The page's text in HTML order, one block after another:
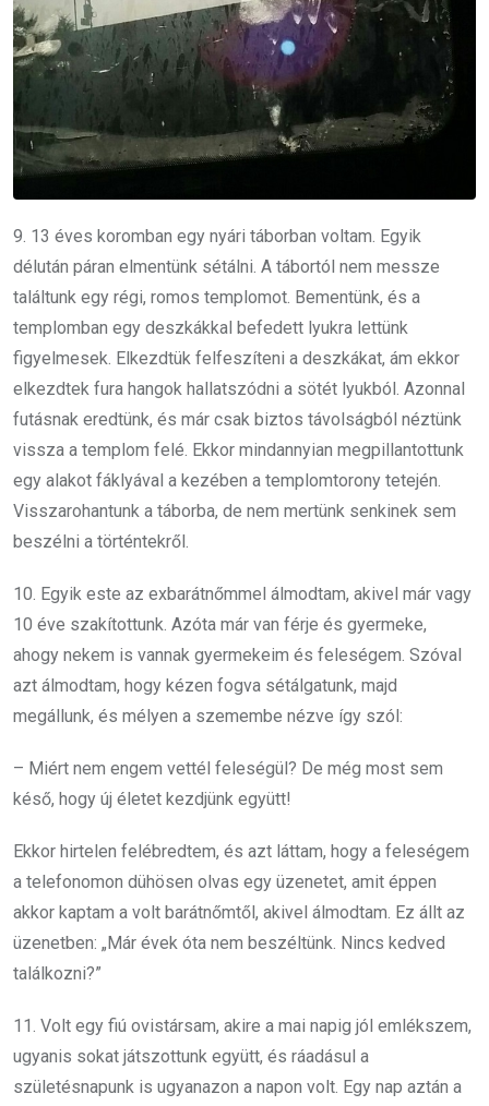
9. 13 éves koromban egy nyári táborban voltam. Egyik
délután páran elmentünk sétálni. A tábortól nem messze
találtunk egy régi, romos templomot. Bementünk, és a
templomban egy deszkákkal befedett lyukra lettünk
figyelmesek. Elkezdtük felfeszíteni a deszkákat, ám ekkor
elkezdtek fura hangok hallatszódni a sötét lyukból. Azonnal
futásnak eredtünk, és már csak biztos távolságból néztünk
vissza a templom felé. Ekkor mindannyian megpillantottunk
egy alakot fáklyával a kezében a templomtorony tetején.
Visszarohantunk a táborba, de nem mertünk senkinek sem
beszélni a történtekről.
10. Egyik este az exbarátnőmmel álmodtam, akivel már vagy
10 éve szakítottunk. Azóta már van férje és gyermeke,
ahogy nekem is vannak gyermekeim és feleségem. Szóval
azt álmodtam, hogy kézen fogva sétálgatunk, majd
megállunk, és mélyen a szemembe nézve így szól:
– Miért nem engem vettél feleségül? De még most sem
késő, hogy új életet kezdjünk együtt!
Ekkor hirtelen felébredtem, és azt láttam, hogy a feleségem
a telefonomon dühösen olvas egy üzenetet, amit éppen
akkor kaptam a volt barátnőmtől, akivel álmodtam. Ez állt az
üzenetben: „Már évek óta nem beszéltünk. Nincs kedved
találkozni?”
11. Volt egy fiú ovistársam, akire a mai napig jól emlékszem,
ugyanis sokat játszottunk együtt, és ráadásul a
születésnapunk is ugyanazon a napon volt. Egy nap aztán a